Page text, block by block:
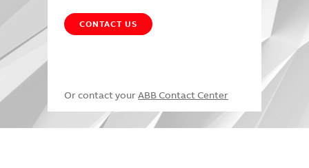
CONTACT US
Or contact your ABB Contact Center